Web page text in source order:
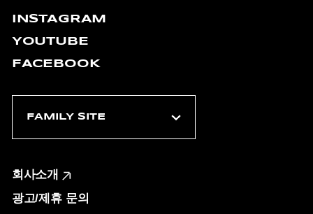
INSTAGRAM
YOUTUBE
FACEBOOK
회사소개
광고/제휴 문의